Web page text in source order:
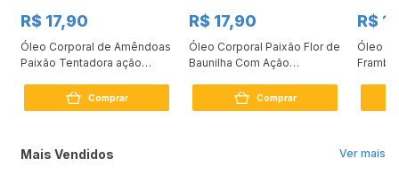
R$ 17,90
Óleo Corporal de Amêndoas
Paixão Tentadora ação
Comprar
R$ 17,90
Óleo Corporal Paixão Flor de
Baunilha Com Ação
Comprar
R$
Óleo
Ver mais
Mais Vendidos